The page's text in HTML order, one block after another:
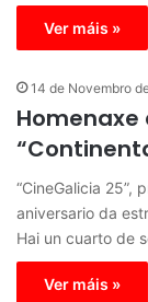
Ver máis »
14 de Novembro
Homenaxe
“CineGalicia 25”,
aniversario da
Hai un cuarto de
Ver máis »